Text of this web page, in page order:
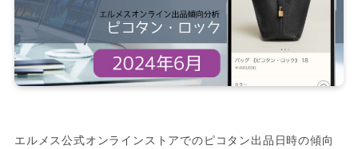
エルメス公式オンラインストアでのピコタン出品日時の傾向